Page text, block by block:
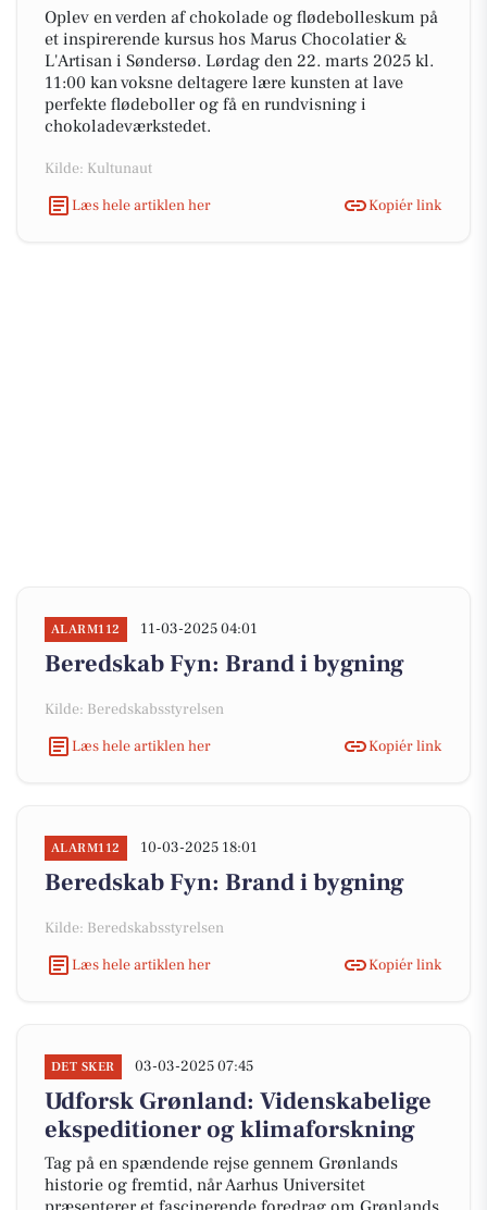
Oplev en verden af chokolade og flødebolleskum på
et inspirerende kursus hos Marus Chocolatier &
L'Artisan i Søndersø. Lørdag den 22. marts 2025 kl.
11:00 kan voksne deltagere lære kunsten at lave
perfekte flødeboller og få en rundvisning i
chokoladeværkstedet.
Kilde: Kultunaut
Læs hele artiklen her
Kopiér link
ALARM112 11-03-2025 04:01
Beredskab Fyn: Brand i bygning
Kilde: Beredskabsstyrelsen
Læs hele artiklen her
Kopiér link
ALARM112 10-03-2025 18:01
Beredskab Fyn: Brand i bygning
Kilde: Beredskabsstyrelsen
Læs hele artiklen her
Kopiér link
DET SKER 03-03-2025 07:45
Udforsk Grønland: Videnskabelige
ekspeditioner og klimaforskning
Tag på en spændende rejse gennem Grønlands
historie og fremtid, når Aarhus Universitet